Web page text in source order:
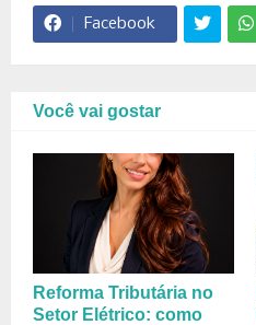
Facebook
Você vai gostar
Reforma Tributária no
Setor Elétrico: como